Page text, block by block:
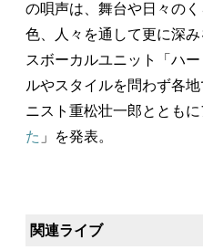
の唄声は、舞台や日々の
色、人々を通して更に深
スボーカルユニット「ハ
ルやスタイルを問わず各
ニスト重松壮一郎とともに
た 」を発表。
関連ライブ